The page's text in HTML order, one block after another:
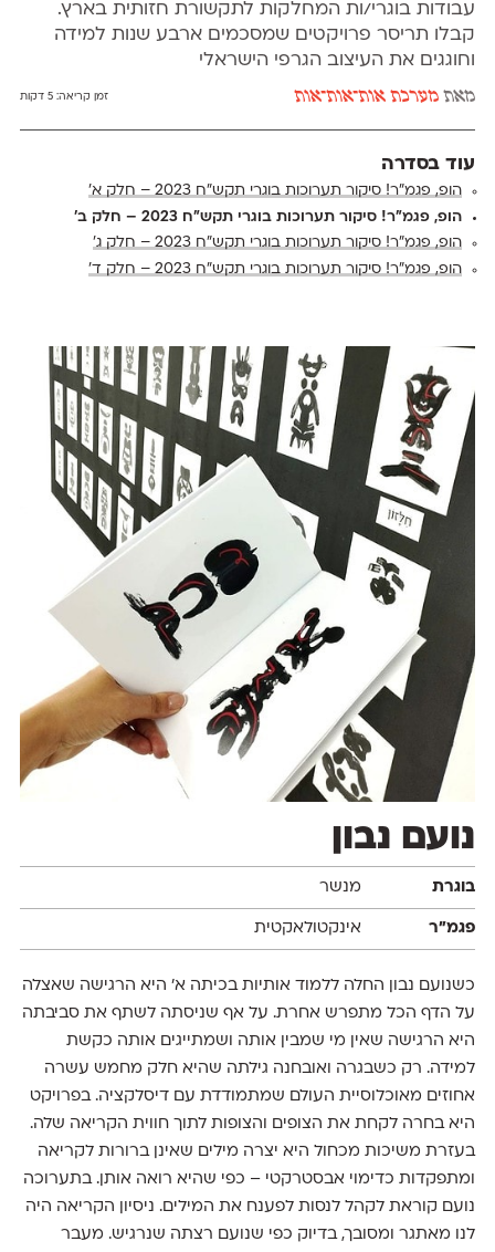
עבודות בוגרי/ות המחלקות לתקשורת חזותית בארץ.
קבלו תריסר פרויקטים שמסכמים ארבע שנות למידה
וחוגגים את העיצוב הגרפי הישראלי
מאת מערכת אות־אות־אות זמן קריאה:5 דקות
עוד בסדרה
הופ, פגמ״ר! סיקור תערוכות בוגרי תקש״ח 2023 – חלק א׳
הופ, פגמ״ר! סיקור תערוכות בוגרי תקש״ח 2023 – חלק ב׳
הופ, פגמ״ר! סיקור תערוכות בוגרי תקש״ח 2023 – חלק ג׳
הופ, פגמ״ר! סיקור תערוכות בוגרי תקש״ח 2023 – חלק ד׳
נועם נבון
בוגרת מנשר
פגמ״ר אינקטולאקטית
כשנועם נבון החלה ללמוד אותיות בכיתה א' היא הרגישה שאצלה
על הדף הכל מתפרש אחרת. על אף שניסתה לשתף את סביבתה
היא הרגישה שאין מי שמבין אותה ושמתייגים אותה כקשת
למידה. רק כשבגרה ואובחנה גילתה שהיא חלק מחמש עשרה
אחוזים מאוכלוסיית העולם שמתמודדת עם דיסלקציה. בפרויקט
היא בחרה לקחת את הצופים והצופות לתוך חווית הקריאה שלה.
בעזרת משיכות מכחול היא יצרה מילים שאינן ברורות לקריאה
ומתפקדות כדימוי אבסטרקטי – כפי שהיא רואה אותן. בתערוכה
נועם קוראת לקהל לנסות לפענח את המילים. ניסיון הקריאה היה
לנו מאתגר ומסובך, בדיוק כפי שנועם רצתה שנרגיש. מעבר